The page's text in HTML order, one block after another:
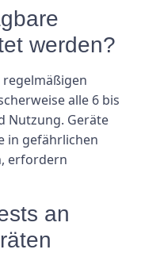
werden?
alle 6 bis
Nutzung. Geräte
in gefährlichen
erfordern
an